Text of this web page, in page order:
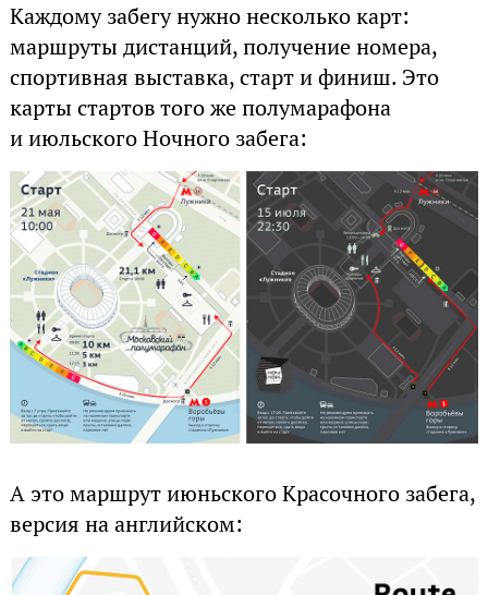
Каждому забегу нужно несколько карт:
маршруты дистанций, получение номера,
спортивная выставка, старт и финиш. Это
карты стартов того же полумарафона
и июльского Ночного забега:
А это маршрут июньского Красочного забега,
версия на английском: